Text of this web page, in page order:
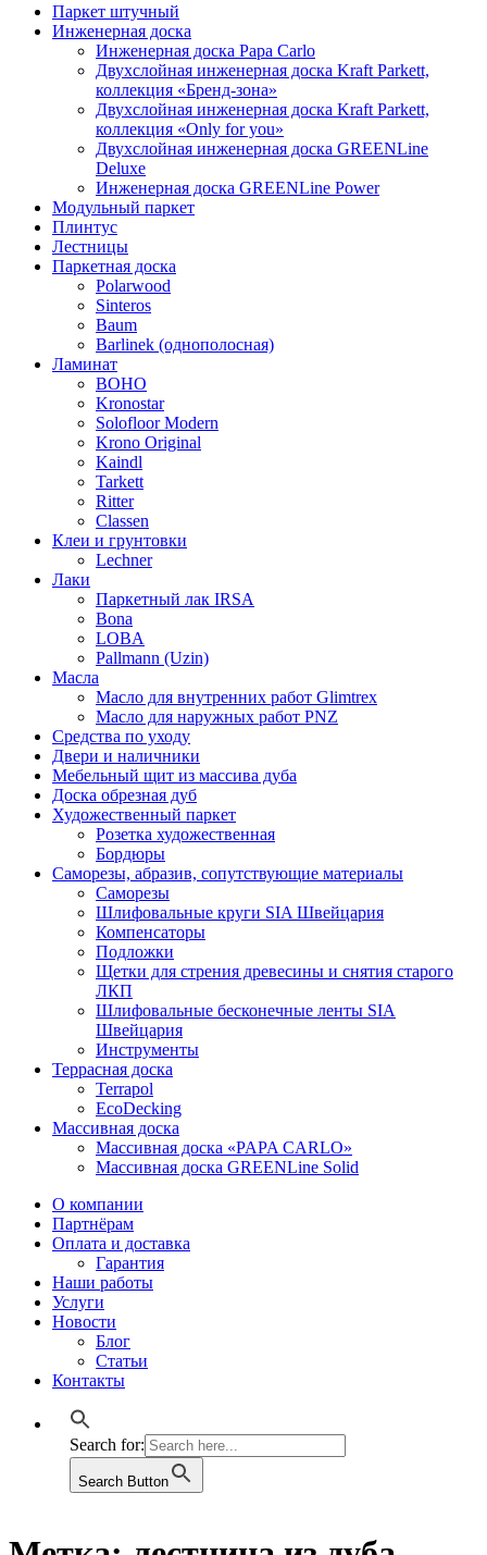
Паркет штучный
Инженерная доска
Инженерная доска Papa Carlo
Двухслойная инженерная доска Kraft Parkett,
коллекция «Бренд-зона»
Двухслойная инженерная доска Kraft Parkett,
коллекция «Only for you»
Двухслойная инженерная доска GREENLine
Deluxe
Инженерная доска GREENLine Power
Модульный паркет
Плинтус
Лестницы
Паркетная доска
Polarwood
Sinteros
Baum
Barlinek (однополосная)
Ламинат
BOHO
Kronostar
Solofloor Modern
Krono Original
Kaindl
Tarkett
Ritter
Classen
Клеи и грунтовки
Lechner
Лаки
Паркетный лак IRSA
Bona
LOBA
Pallmann (Uzin)
Масла
Масло для внутренних работ Glimtrex
Масло для наружных работ PNZ
Средства по уходу
Двери и наличники
Мебельный щит из массива дуба
Доска обрезная дуб
Художественный паркет
Розетка художественная
Бордюры
Саморезы, абразив, сопутствующие материалы
Саморезы
Шлифовальные круги SIA Швейцария
Компенсаторы
Подложки
Щетки для стрения древесины и снятия старого
ЛКП
Шлифовальные бесконечные ленты SIA
Швейцария
Инструменты
Террасная доска
Terrapol
EcoDecking
Массивная доска
Массивная доска «PAPA CARLO»
Массивная доска GREENLine Solid
О компании
Партнёрам
Оплата и доставка
Гарантия
Наши работы
Услуги
Новости
Блог
Статьи
Контакты
Search for:
Search Button